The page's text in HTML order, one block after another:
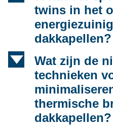
twins in het
dakkapellen?
d
Wat zijn de
technieken
thermische
dakkapellen?